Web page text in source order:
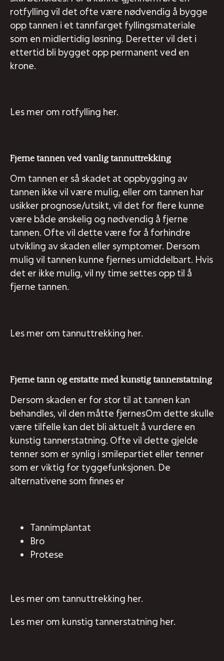
rotfylling vil det ofte være nødvendig å bygge
opp tannen i et tannfarget fyllingsmateriale
som en midlertidig løsning. Deretter vil det i
ettertid bli bygget opp permanent ved en
krone.
Les mer om rotfylling her.
Fjerne tannen ved vanlig tannuttrekking
Om tannen er så skadet at oppbygging av
tannen ikke vil være mulig, eller om tannen har
usikker prognose/utsikt, vil det for flere kunne
være både ønskelig og nødvendig å fjerne
tannen. Ofte vil dette være for å forhindre
utvikling av skaden eller symptomer. Dersom
mulig vil tannen kunne fjernes umiddelbart. Hvis
det er ikke mulig, vil ny time settes opp til å
fjerne tannen.
Les mer om tannuttrekking her.
Fjerne tann og erstatte med kunstig tannerstatning
Dersom skaden er for stor til at tannen kan
behandles, vil den måtte fjernesOm dette skulle
være tilfelle kan det bli aktuelt å vurdere en
kunstig tannerstatning. Ofte vil dette gjelde
tenner som er synlig i smilepartiet eller tenner
som er viktig for tyggefunksjonen. De
alternativene som finnes er
Tannimplantat
Bro
Protese
Les mer om tannuttrekking her.
Les mer om kunstig tannerstatning her.